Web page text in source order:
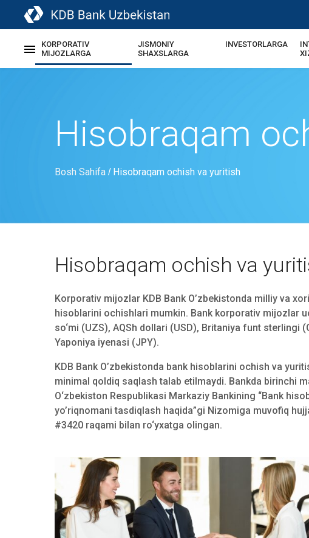
KORPORATIV
MIJOZLARGA
JISMONIY
SHAXSLARGA
INVESTORLARGA
Hisobraqam
Bosh Sahifa / Hisobraqam ochish va yuritish
Hisobraqam ochish va
Korporativ mijozlar KDB Bank O’zbekistonda milliy va
hisoblarini ochishlari mumkin. Bank korporativ mijozlar
so‘mi (UZS), AQSh dollari (USD), Britaniya funt sterlingi
Yaponiya iyenasi (JPY).
KDB Bank O’zbekistonda bank hisoblarini ochish va
minimal qoldiq saqlash talab etilmaydi. Bankda birinchi
O‘zbekiston Respublikasi Markaziy Bankining “Bank
yo’riqnomani tasdiqlash haqida”gi Nizomiga muvofiq
#3420 raqami bilan ro‘yxatga olingan.